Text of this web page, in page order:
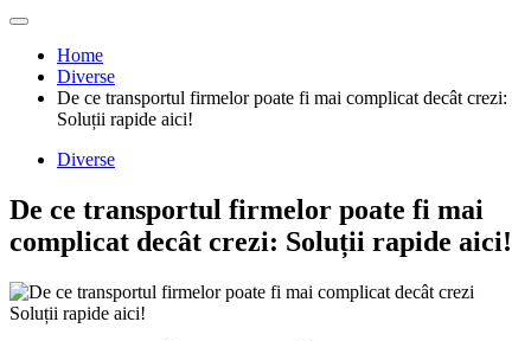
Home
Diverse
De ce transportul firmelor poate fi mai complicat decât crezi:
Soluții rapide aici!
Diverse
De ce transportul firmelor poate fi mai
complicat decât crezi: Soluții rapide aici!